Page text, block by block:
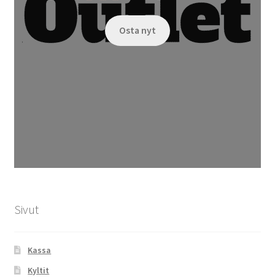
Osta nyt
Sivut
Kassa
Kyltit